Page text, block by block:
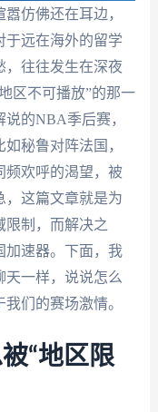
仿佛还在耳边，
于远在海外的留学
，往往发生在深夜
区不可播放”的那一
的NBA季后赛，
秘鲁对阵法国，
频欢呼的渴望，被
，这篇文章就是为
限制，而解决之
加速器。下面，我
天一样，说说怎么
们的赛场激情。
“地区限